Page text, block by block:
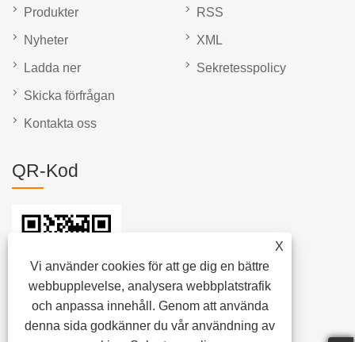
X
Vi använder cookies för att ge dig en bättre
webbupplevelse, analysera webbplatstrafik
och anpassa innehåll. Genom att använda
denna sida godkänner du vår användning av
Produkter
Nyheter
Ladda ner
Skicka förfrågan
Kontakta oss
RSS
XML
Sekretesspolicy
QR-Kod